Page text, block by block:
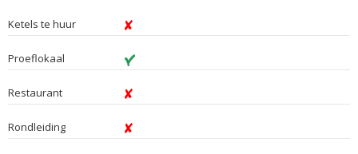
Ketels te huur
Proeflokaal
Restaurant
Rondleiding